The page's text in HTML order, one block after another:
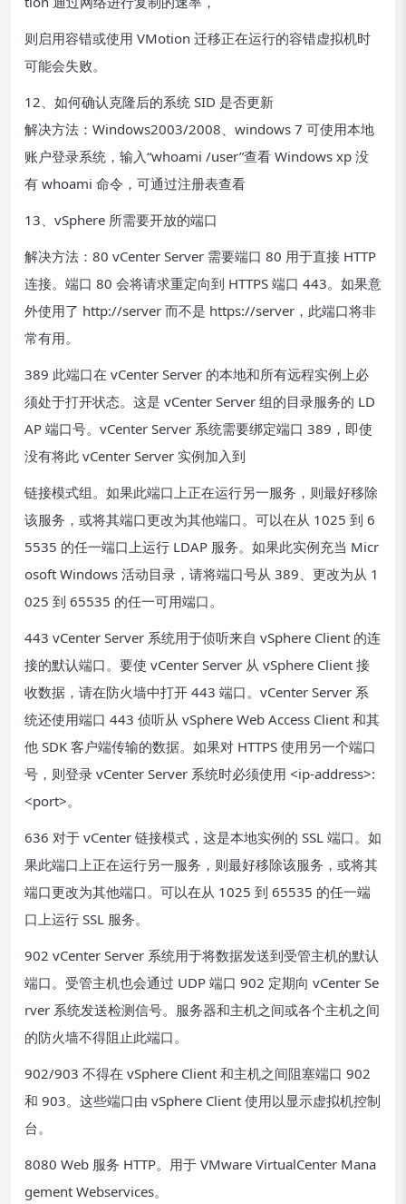
则启用容错或使用 VMotion 迁移正在运行的容错虚拟机时
可能会失败。
12、如何确认克隆后的系统 SID 是否更新
解决方法：Windows2003/2008、windows 7 可使用本地
账户登录系统，输入“whoami /user”查看 Windows xp 没
有 whoami 命令，可通过注册表查看
13、vSphere 所需要开放的端口
解决方法：80 vCenter Server 需要端口 80 用于直接 HTTP
连接。端口 80 会将请求重定向到 HTTPS 端口 443。如果意
外使用了 http://server 而不是 https://server，此端口将非
常有用。
389 此端口在 vCenter Server 的本地和所有远程实例上必
须处于打开状态。这是 vCenter Server 组的目录服务的 LD
AP 端口号。vCenter Server 系统需要绑定端口 389，即使
没有将此 vCenter Server 实例加入到
链接模式组。如果此端口上正在运行另一服务，则最好移除
该服务，或将其端口更改为其他端口。可以在从 1025 到 6
5535 的任一端口上运行 LDAP 服务。如果此实例充当 Micr
osoft Windows 活动目录，请将端口号从 389、更改为从 1
025 到 65535 的任一可用端口。
443 vCenter Server 系统用于侦听来自 vSphere Client 的连
接的默认端口。要使 vCenter Server 从 vSphere Client 接
收数据，请在防火墙中打开 443 端口。vCenter Server 系
统还使用端口 443 侦听从 vSphere Web Access Client 和其
他 SDK 客户端传输的数据。如果对 HTTPS 使用另一个端口
号，则登录 vCenter Server 系统时必须使用 <ip-address>:
<port>。
636 对于 vCenter 链接模式，这是本地实例的 SSL 端口。如
果此端口上正在运行另一服务，则最好移除该服务，或将其
端口更改为其他端口。可以在从 1025 到 65535 的任一端
口上运行 SSL 服务。
902 vCenter Server 系统用于将数据发送到受管主机的默认
端口。受管主机也会通过 UDP 端口 902 定期向 vCenter Se
rver 系统发送检测信号。服务器和主机之间或各个主机之间
的防火墙不得阻止此端口。
902/903 不得在 vSphere Client 和主机之间阻塞端口 902
和 903。这些端口由 vSphere Client 使用以显示虚拟机控制
台。
8080 Web 服务 HTTP。用于 VMware VirtualCenter Mana
gement Webservices。